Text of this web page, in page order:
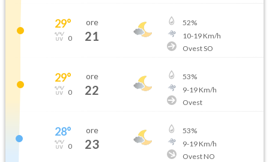
29°
0
ore
21
52%
10-19Km/h
Ovest SO
29°
0
ore
22
53%
9-19Km/h
Ovest
28°
0
ore
23
53%
9-19Km/h
Ovest NO